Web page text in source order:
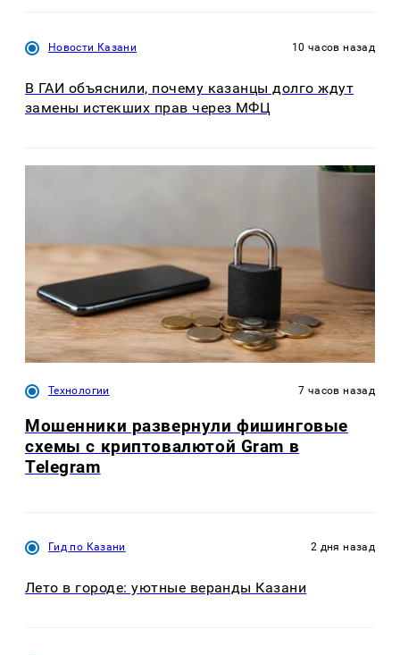
Новости Казани 10 часов назад
В ГАИ объяснили, почему казанцы долго ждут
замены истекших прав через МФЦ
Технологии 7 часов назад
Мошенники развернули фишинговые
схемы с криптовалютой Gram в
Telegram
Гид по Казани 2 дня назад
Лето в городе: уютные веранды Казани